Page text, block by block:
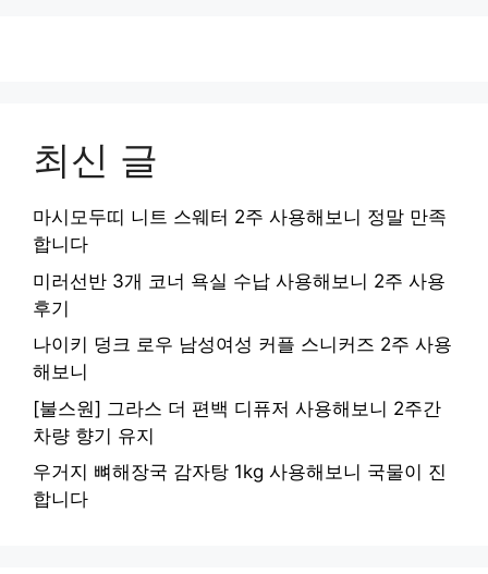
최신 글
마시모두띠 니트 스웨터 2주 사용해보니 정말 만족
합니다
미러선반 3개 코너 욕실 수납 사용해보니 2주 사용
후기
나이키 덩크 로우 남성여성 커플 스니커즈 2주 사용
해보니
[불스원] 그라스 더 편백 디퓨저 사용해보니 2주간
차량 향기 유지
우거지 뼈해장국 감자탕 1kg 사용해보니 국물이 진
합니다